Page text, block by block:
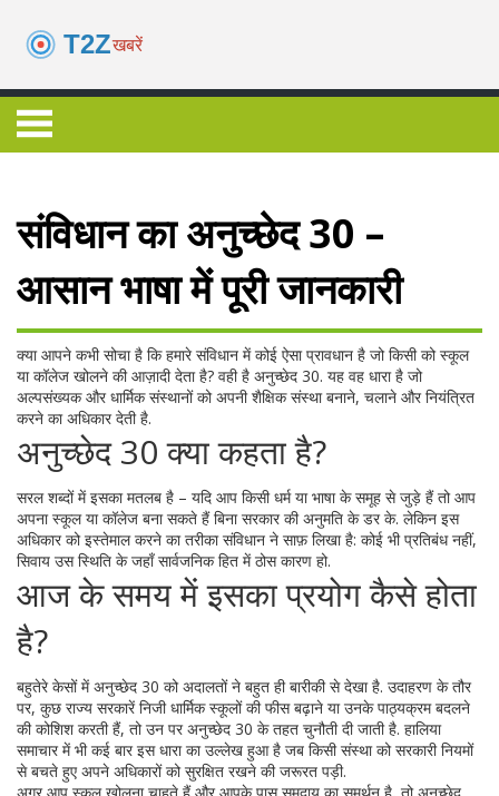
संविधान का अनुच्छेद 30 –
आसान भाषा में पूरी जानकारी
क्या आपने कभी सोचा है कि हमारे संविधान में कोई ऐसा प्रावधान है जो किसी को स्कूल
या कॉलेज खोलने की आज़ादी देता है? वही है अनुच्छेद 30. यह वह धारा है जो
अल्पसंख्यक और धार्मिक संस्थानों को अपनी शैक्षिक संस्था बनाने, चलाने और नियंत्रित
करने का अधिकार देती है.
अनुच्छेद 30 क्या कहता है?
सरल शब्दों में इसका मतलब है – यदि आप किसी धर्म या भाषा के समूह से जुड़े हैं तो आप
अपना स्कूल या कॉलेज बना सकते हैं बिना सरकार की अनुमति के डर के. लेकिन इस
अधिकार को इस्तेमाल करने का तरीका संविधान ने साफ़ लिखा है: कोई भी प्रतिबंध नहीं,
सिवाय उस स्थिति के जहाँ सार्वजनिक हित में ठोस कारण हो.
आज के समय में इसका प्रयोग कैसे होता
है?
बहुतेरे केसों में अनुच्छेद 30 को अदालतों ने बहुत ही बारीकी से देखा है. उदाहरण के तौर
पर, कुछ राज्य सरकारें निजी धार्मिक स्कूलों की फीस बढ़ाने या उनके पाठ्यक्रम बदलने
की कोशिश करती हैं, तो उन पर अनुच्छेद 30 के तहत चुनौती दी जाती है. हालिया
समाचार में भी कई बार इस धारा का उल्लेख हुआ है जब किसी संस्था को सरकारी नियमों
से बचते हुए अपने अधिकारों को सुरक्षित रखने की जरूरत पड़ी.